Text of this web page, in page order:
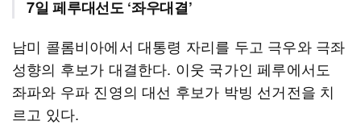
7일 페루대선도 ‘좌우대결’
남미 콜롬비아에서 대통령 자리를 두고 극우와 극좌
성향의 후보가 대결한다. 이웃 국가인 페루에서도
좌파와 우파 진영의 대선 후보가 박빙 선거전을 치
르고 있다.